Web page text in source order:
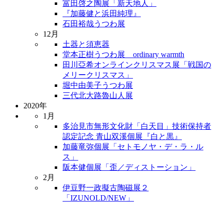
富田啓之陶展「新天地人」
『加藤健と浜田純理』
石田裕哉うつわ展
12月
土器と須恵器
堂本正樹うつわ展 ordinary warmth
田川亞希オンラインクリスマス展「戦国の
メリークリスマス」
堀中由美子うつわ展
三代北大路魯山人展
2020年
1月
多治見市無形文化財「白天目」技術保持者
認定記念 青山双溪個展『白と黒』
加藤竜弥個展「セトモノヤ・デ・ラ・ル
ス」
阪本健個展「歪／ディストーション」
2月
伊豆野一政擬古陶磁展２
「IZUNOLD/NEW」